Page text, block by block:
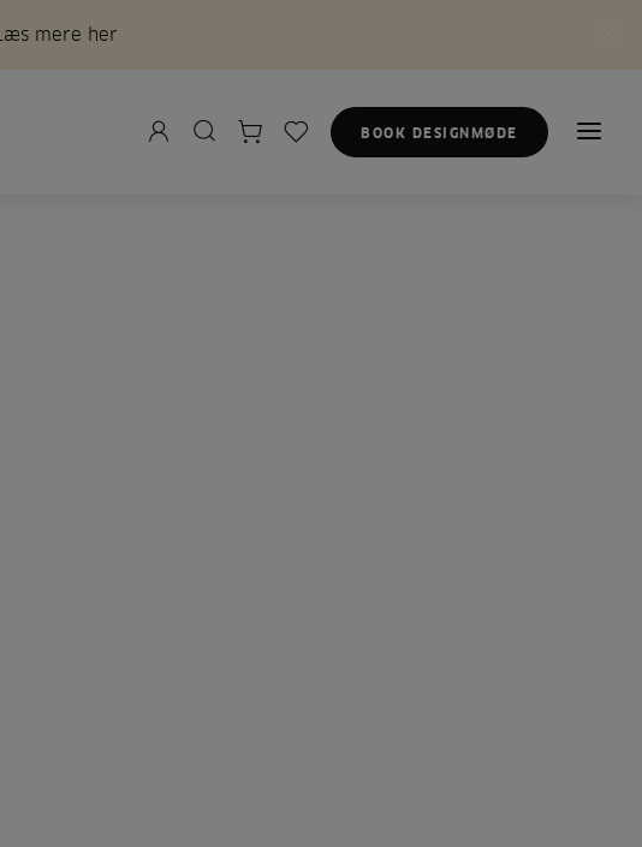
mere her
BOOK DESIGNMØDE